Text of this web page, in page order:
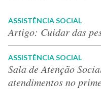
ASSISTÊNCIA SOCIAL
Artigo: Cuidar das
ASSISTÊNCIA SOCIAL
Sala de Atenção
atendimentos no